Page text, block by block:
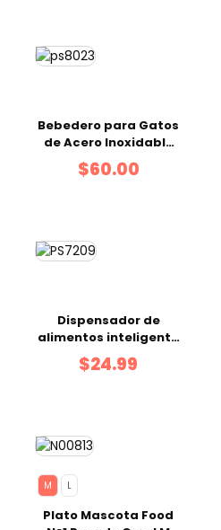
Bebedero para Gatos
de Acero Inoxidable
2.5 L
$60.00
Dispensador de
alimentos inteligente
para mascotas 34 x
27 x 26 cm
$24.99
M L
Plato Mascota Food